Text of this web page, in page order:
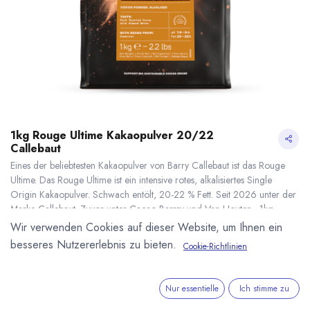
1kg Rouge Ultime Kakaopulver 20/22
Callebaut
Eines der beliebtesten Kakaopulver von Barry Callebaut ist das Rouge
Ultime. Das Rouge Ultime ist ein intensive rotes, alkalisiertes Single
Origin Kakaopulver. Schwach entölt, 20-22 % Fett. Seit 2026 unter der
Marke Callebaut. Zuvor unter Cacao Barrry und Van Houten . 1kg
Beutel.
19,99€*
(19,99 €/ 1 kg)
Wir verwenden Cookies auf dieser Website, um Ihnen ein
besseres Nutzererlebnis zu bieten.
Cookie-Richtlinien
Nur essentielle Ich stimme zu